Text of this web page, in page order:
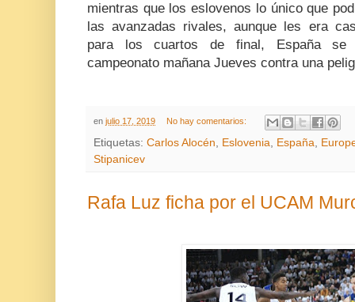
mientras que los eslovenos lo único que
las avanzadas rivales, aunque les era
para los cuartos de final, España
campeonato mañana Jueves contra una
en julio 17, 2019 No hay comentarios:
Etiquetas: Carlos Alocén Eslovenia España
Stipanicev
Rafa Luz ficha por el UCAM